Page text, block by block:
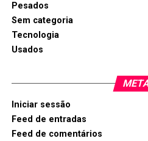
Pesados
Sem categoria
Tecnologia
Usados
Iniciar sessão
Feed de entradas
Feed de comentários